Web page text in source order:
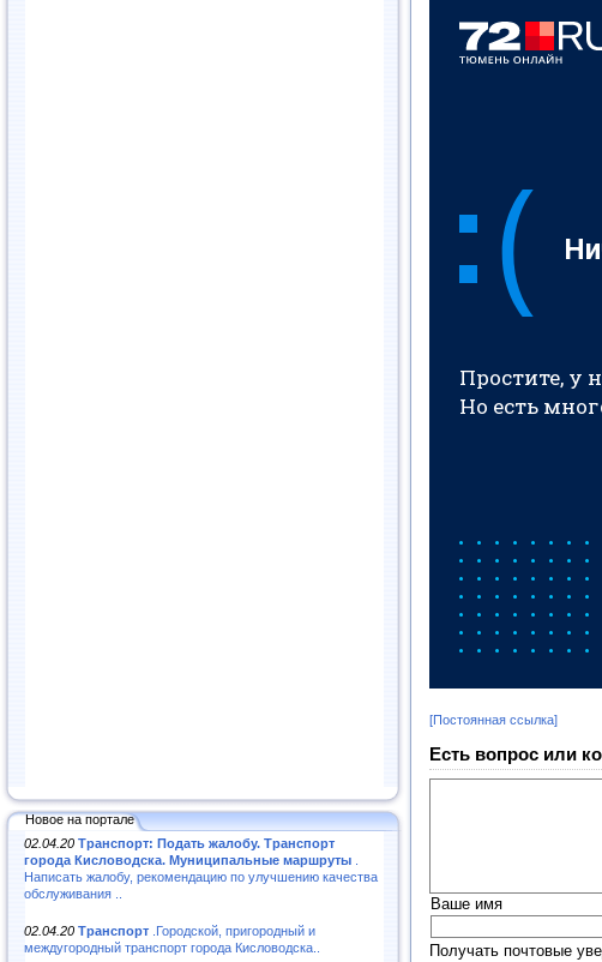
Новое на портале
02.04.20 Транспорт: Подать жалобу. Транспорт
города Кисловодска. Муниципальные маршруты
Написать жалобу, рекомендацию по улучшению качества
обслуживания ..
02.04.20 Транспорт .Городской, пригородный и
междугородный транспорт города Кисловодска..
[Постоянная ссылка]
Есть вопрос или
Ваше имя
Получать почтовые